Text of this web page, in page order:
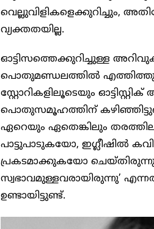
വെല്ലുവിളികളെക്കുറിച്ചും,
വ്യക്തതയില്ല.
ഓട്ടിസത്തെക്കുറിച്ചുള്ള
പൊതുമണ്ഡലത്തിൽ
സ്റ്റോറികളിലൂടെയും
പൊതുസമൂഹത്തിന്
ഏറെയും ഏതെങ്കിലും
പാട്ടുപാടുകയോ, ഇഗ്ലീഷിൽ
പ്രകടമാക്കുകയോ ചെയ്തിരുന്നു.
സ്വഭാവമുള്ളവരായിരുന്നു’
ഉണ്ടായിട്ടുണ്ട്.